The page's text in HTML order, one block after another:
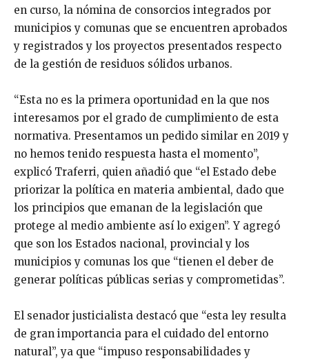
en curso, la nómina de consorcios integrados por
municipios y comunas que se encuentren aprobados
y registrados y los proyectos presentados respecto
de la gestión de residuos sólidos urbanos.
“Esta no es la primera oportunidad en la que nos
interesamos por el grado de cumplimiento de esta
normativa. Presentamos un pedido similar en 2019 y
no hemos tenido respuesta hasta el momento”,
explicó Traferri, quien añadió que “el Estado debe
priorizar la política en materia ambiental, dado que
los principios que emanan de la legislación que
protege al medio ambiente así lo exigen”. Y agregó
que son los Estados nacional, provincial y los
municipios y comunas los que “tienen el deber de
generar políticas públicas serias y comprometidas”.
El senador justicialista destacó que “esta ley resulta
de gran importancia para el cuidado del entorno
natural”, ya que “impuso responsabilidades y